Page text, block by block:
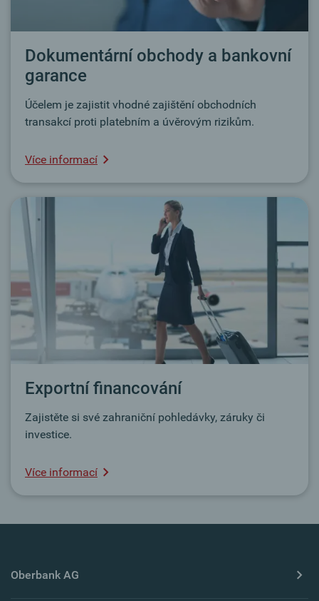
Dokumentární obchody a bankovní
garance
Účelem je zajistit vhodné zajištění obchodních
transakcí proti platebním a úvěrovým rizikům.
Více informací
Exportní financování
Zajistěte si své zahraniční pohledávky, záruky či
investice.
Více informací
Oberbank AG